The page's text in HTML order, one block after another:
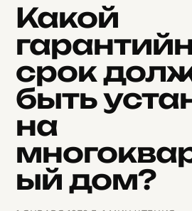
Какой
срок
быть
на
ый дом?